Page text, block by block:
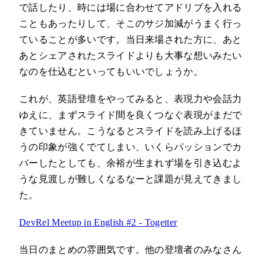
で話したり、時には場に合わせてアドリブを入れる
こともあったりして、そこのサジ加減がうまく行っ
ていることが多いです。当日来場された方に、あと
あとシェアされたスライドよりも大事な想いみたい
なのを仕込むといってもいいでしょうか。
これが、英語登壇をやってみると、表現力や会話力
ゆえに、まずスライド間を良くつなぐ表現がまだで
きていません。こうなるとスライドを読み上げるほ
うの印象が強くでてしまい、いくらパッションでカ
バーしたとしても、余裕が生まれず場を引き込むよ
うな見渡しが難しくなるなーと課題が見えてきまし
た。
DevRel Meetup in English #2 - Togetter
当日のまとめの雰囲気です。他の登壇者のみなさん